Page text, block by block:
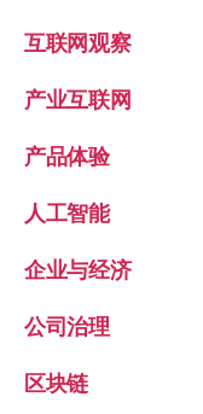
互联网观察
产业互联网
产品体验
人工智能
企业与经济
公司治理
区块链